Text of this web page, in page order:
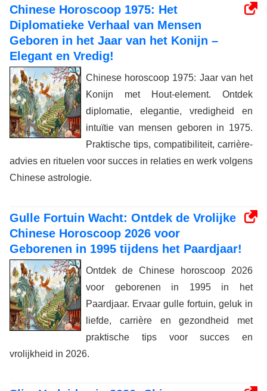
Chinese Horoscoop 1975: Het
Diplomatieke Verhaal van Mensen
Geboren in het Jaar van het Konijn –
Elegant en Vredig!
Chinese horoscoop 1975: Jaar van het
Konijn met Hout-element. Ontdek
diplomatie, elegantie, vredigheid en
intuïtie van mensen geboren in 1975.
Praktische tips, compatibiliteit, carrière-
advies en rituelen voor succes in relaties en werk volgens
Chinese astrologie.
Gulle Fortuin Wacht: Ontdek de Vrolijke
Chinese Horoscoop 2026 voor
Geborenen in 1995 tijdens het Paardjaar!
Ontdek de Chinese horoscoop 2026
voor geborenen in 1995 in het
Paardjaar. Ervaar gulle fortuin, geluk in
liefde, carrière en gezondheid met
praktische tips voor succes en
vrolijkheid in 2026.